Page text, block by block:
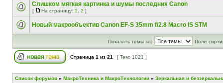
Слишком мягкая картинка и шумы последних Canon
[ На страницу: 1 2 ]
Новый макрообъектив Canon EF-S 35mm f/2.8 Macro IS STM
Показать темы за: Поле
Страница 1 из 21 [ Тем: 1021 ]
Список форумов » МакроТехника и МакроТехнологии » Зеркальная и